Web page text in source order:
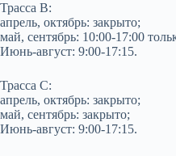
Трасса В:
апрель, октябрь: закрыто;
май, сентябрь: 10:00-17:00
Июнь-август: 9:00-17:15.
Трасса С:
апрель, октябрь: закрыто;
май, сентябрь: закрыто;
Июнь-август: 9:00-17:15.